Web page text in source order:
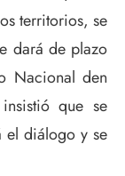
territorios, se
dará de plazo
Nacional den
que se
el diálogo y se